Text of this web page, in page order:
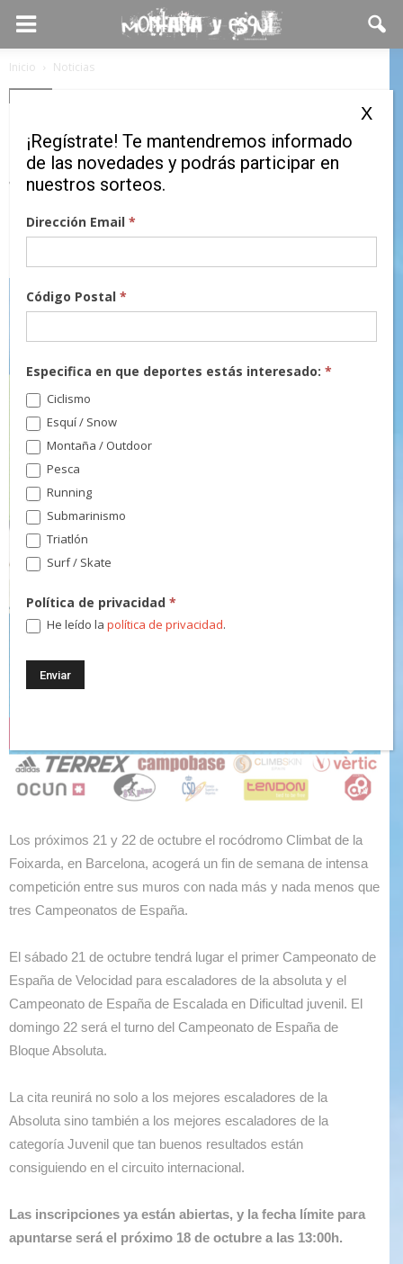
Inicio Noticias
¡Ya está abierto el plazo de
inscripción para el
Tricampeonato de España de
Escalada!
Los próximos 21 y 22 de octubre el rocódromo Climbat de la
Foixarda, en Barcelona, acogerá un fin de semana de intensa
competición entre sus muros con nada más y nada menos que
tres Campeonatos de España.
El sábado 21 de octubre tendrá lugar el primer Campeonato de
España de Velocidad para escaladores de la absoluta y el
Campeonato de España de Escalada en Dificultad juvenil. El
domingo 22 será el turno del Campeonato de España de
Bloque Absoluta.
La cita reunirá no solo a los mejores escaladores de la
Absoluta sino también a los mejores escaladores de la
categoría Juvenil que tan buenos resultados están
consiguiendo en el circuito internacional.
Las inscripciones ya están abiertas, y la fecha límite para
apuntarse será el próximo 18 de octubre a las 13:00h.
¡Regístrate! Te mantendremos informado
de las novedades y podrás participar en
nuestros sorteos.
Dirección Email*
Código Postal*
Especifica en que deportes estás interesado:*
Ciclismo
Esquí / Snow
Montaña / Outdoor
Pesca
Running
Submarinismo
Triatlón
Surf / Skate
Política de privacidad*
He leído lapolítica de privacidad.
X